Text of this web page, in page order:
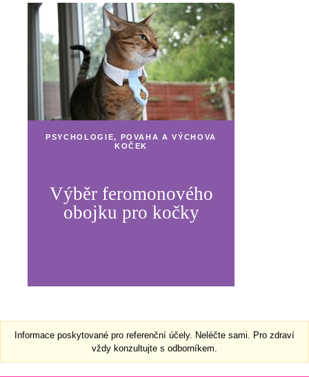
PSYCHOLOGIE, POVAHA A VÝCHOVA
KOČEK
Výběr feromonového
obojku pro kočky
Informace poskytované pro referenční účely. Neléčte sami. Pro zdraví
vždy konzultujte s odborníkem.